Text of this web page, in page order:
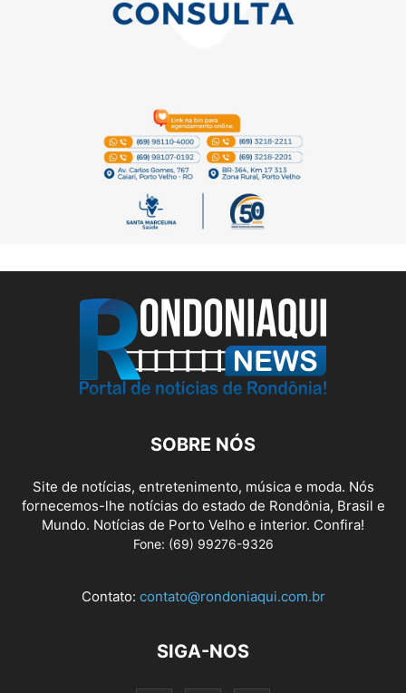
SOBRE NÓS
Site de notícias, entretenimento, música e moda. Nós
fornecemos-lhe notícias do estado de Rondônia, Brasil e
Mundo. Notícias de Porto Velho e interior. Confira!
Fone: (69) 99276-9326
Contato: contato@rondoniaqui.com.br
SIGA-NOS